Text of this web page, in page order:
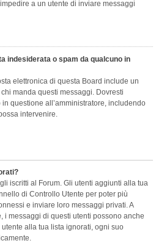
a un utente di inviare messaggi
indesiderata o spam da qualcuno in
elettronica di questa Board include un
manda questi messaggi. Dovresti
questione all’amministratore, includendo
intervenire.
iscritti al Forum. Gli utenti aggiunti alla tua
di Controllo Utente per poter più
e inviare loro messaggi privati. A
i messaggi di questi utenti possono anche
alla tua lista ignorati, ogni suo